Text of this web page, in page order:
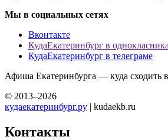
Мы в социальных сетях
Вконтакте
КудаЕкатеринбург в
КудаЕкатеринбург в телеграме
Афиша Екатеринбурга — куда сходить
© 2013–2026
кудаекатеринбург.ру | kudaekb.ru
Контакты